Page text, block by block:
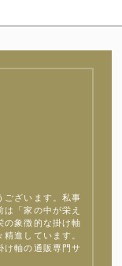
ございます。私事
「家の中が栄え
の象徴的な掛け軸
進しています。
け軸の通販専門サ